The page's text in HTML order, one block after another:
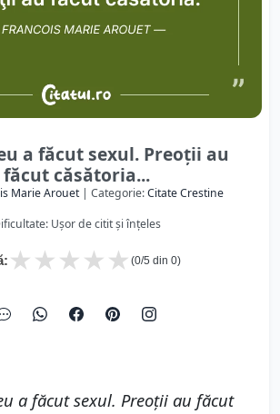
a făcut sexul. Preoţii au
făcut căsătoria...
Marie Arouet| Categorie:Citate Crestine
Ușor de citit și înțeles
★
★
★
★
★ (0/5 din 0)
a făcut sexul. Preoţii au făcut